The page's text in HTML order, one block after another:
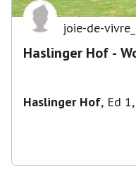
joie-de-
Haslinger Hof -
Haslinger Hof, Ed